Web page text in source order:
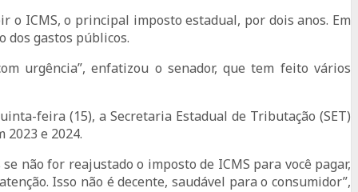
o ICMS, o principal imposto estadual, por dois anos. Em
dos gastos públicos.
urgência”, enfatizou o senador, que tem feito vários
feira (15), a Secretaria Estadual de Tributação (SET)
e 2024.
não for reajustado o imposto de ICMS para você pagar,
Isso não é decente, saudável para o consumidor”,